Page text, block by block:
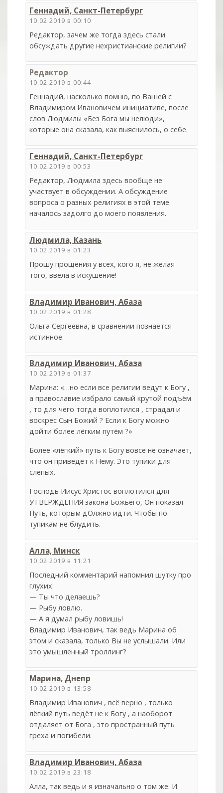
Геннадий, Санкт-Петербург
10.02.2019 в 00:10
Редактор, зачем же тогда здесь стали
обсуждать другие нехристианские религии?
Редактор
10.02.2019 в 00:44
Геннадий, насколько помню, по Вашей с
Владимиром Ивановичем инициативе, после
слов Людмилы «Без Бога мы нелюди»,
которые она сказала, как выяснилось, о себе.
Геннадий, Санкт-Петербург
10.02.2019 в 00:53
Редактор, Людмила здесь вообще не
участвует в обсуждении. А обсуждение
вопроса о разных религиях в этой теме
началось задолго до моего появления.
Людмила, Казань
10.02.2019 в 01:23
Прошу прощения у всех, кого я, не желая
того, ввела в искушение!
Владимир Иванович, Абаза
10.02.2019 в 01:28
Ольга Сергеевна, в сравнении познаётся
истинное.
Владимир Иванович, Абаза
10.02.2019 в 01:37
Марина: «…но если все религии ведут к Богу ,
а православие избрало самый крутой подъём
, то для чего тогда воплотился , страдал и
воскрес Сын Божий ? Если к Богу можно
дойти более лёгким путём ?»
Более «лёгкий» путь к Богу вовсе не означает,
что он приведёт к Нему. Это тупики для
слепых.
Господь Иисус Христос воплотился для
УТВЕРЖДЕНИЯ закона Божьего, Он показал
Путь, которым дОлжно идти. Чтобы по
тупикам не блудить.
Алла, Минск
10.02.2019 в 11:21
Последний комментарий напомнил шутку про
глухих:
— Ты что делаешь?
— Рыбу ловлю.
— А я думал рыбу ловишь!
Владимир Иванович, так ведь Марина об
этом и сказала, только Вы не услышали. Или
это умышленный троллинг?
Марина, Днепр
10.02.2019 в 13:58
Владимир Иванович , всё верно , только
лёгкий путь ведёт не к Богу , а наоборот
отдаляет от Бога , это пространный путь
греха и погибели.
Владимир Иванович, Абаза
10.02.2019 в 23:18
Алла, так ведь и я изначально о том же. И